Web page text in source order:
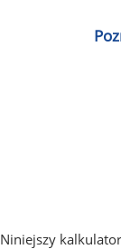
Niniejszy